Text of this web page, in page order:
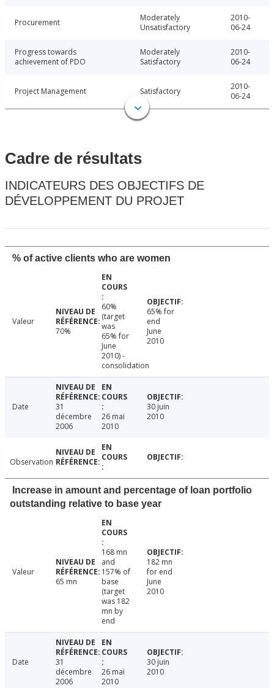
Procurement
Moderately
Unsatisfactory
2010-
06-24
Progress towards
achievement of PDO
Moderately
Satisfactory
2010-
06-24
Project Management Satisfactory
2010-
06-24
Cadre de résultats
INDICATEURS DES OBJECTIFS DE
DÉVELOPPEMENT DU PROJET
% of active clients who are women
Valeur
70%
60%
(target
was
65% for
June
2010) -
consolidation
65% for
end
June
2010
Date
31
décembre
2006
26 mai
2010
30 juin
2010
Observation
Increase in amount and percentage of loan portfolio
outstanding relative to base year
Valeur
65 mn
168 mn
and
157% of
base
(target
was 182
mn by
end
182 mn
for end
June
2010
Date
31
décembre
2006
26 mai
2010
30 juin
2010